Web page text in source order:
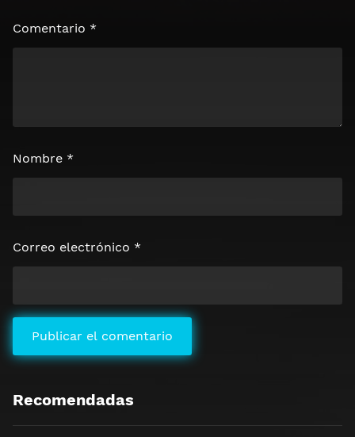
Comentario *
Nombre *
Correo electrónico *
Recomendadas